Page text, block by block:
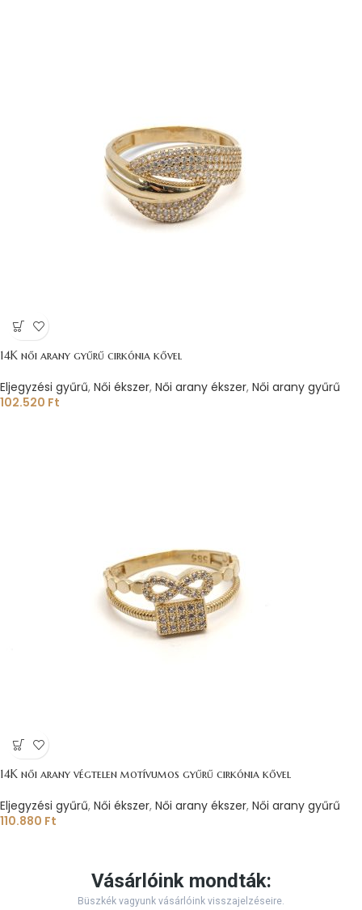
14K női arany gyűrű cirkónia kővel
Eljegyzési gyűrű, Női ékszer, Női arany ékszer, Női arany gyűrű
102.520 Ft
14K női arany végtelen motívumos gyűrű cirkónia kővel
Eljegyzési gyűrű, Női ékszer, Női arany ékszer, Női arany gyűrű
110.880 Ft